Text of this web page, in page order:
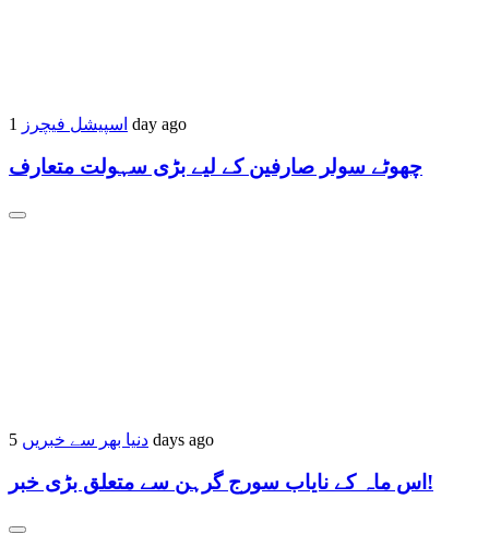
اسپیشل فیچرز 1 day ago
چھوٹے سولر صارفین کے لیے بڑی سہولت متعارف
دنیا بھر سے خبریں 5 days ago
اس ماہ کے نایاب سورج گرہن سے متعلق بڑی خبر!